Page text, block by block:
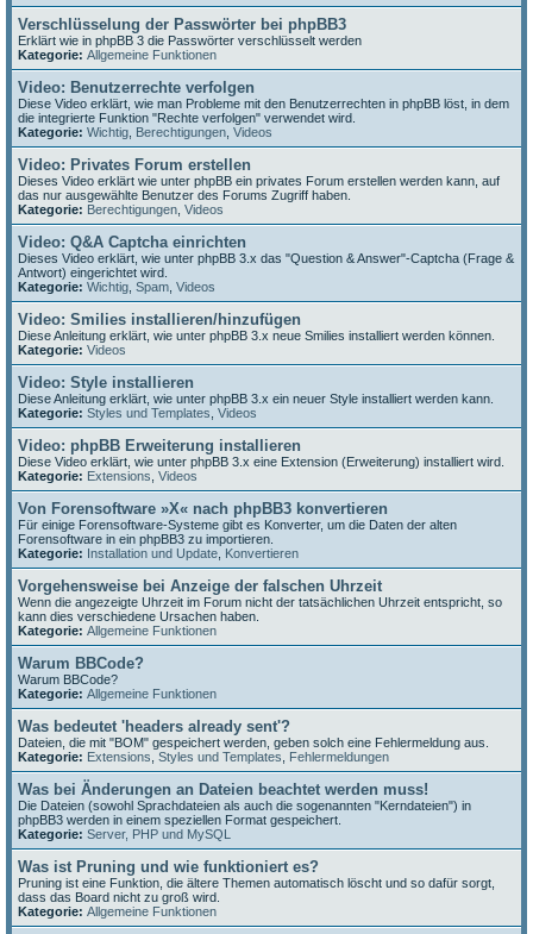
Verschlüsselung der Passwörter bei phpBB3
Erklärt wie in phpBB 3 die Passwörter verschlüsselt werden
Kategorie: Allgemeine Funktionen
Video: Benutzerrechte verfolgen
Diese Video erklärt, wie man Probleme mit den Benutzerrechten in phpBB löst, in dem
die integrierte Funktion "Rechte verfolgen" verwendet wird.
Kategorie: Wichtig Berechtigungen Videos
Video: Privates Forum erstellen
Dieses Video erklärt wie unter phpBB ein privates Forum erstellen werden kann, auf
das nur ausgewählte Benutzer des Forums Zugriff haben.
Kategorie: Berechtigungen Videos
Video: Q&A Captcha einrichten
Dieses Video erklärt, wie unter phpBB 3.x das "Question & Answer"-Captcha (Frage &
Antwort) eingerichtet wird.
Kategorie: Wichtig Spam Videos
Video: Smilies installieren/hinzufügen
Diese Anleitung erklärt, wie unter phpBB 3.x neue Smilies installiert werden können.
Kategorie: Videos
Video: Style installieren
Diese Anleitung erklärt, wie unter phpBB 3.x ein neuer Style installiert werden kann.
Kategorie: Styles und Templates Videos
Video: phpBB Erweiterung installieren
Diese Video erklärt, wie unter phpBB 3.x eine Extension (Erweiterung) installiert wird.
Kategorie: Extensions Videos
Von Forensoftware »X« nach phpBB3 konvertieren
Für einige Forensoftware-Systeme gibt es Konverter, um die Daten der alten
Forensoftware in ein phpBB3 zu importieren.
Kategorie: Installation und Update Konvertieren
Vorgehensweise bei Anzeige der falschen Uhrzeit
Wenn die angezeigte Uhrzeit im Forum nicht der tatsächlichen Uhrzeit entspricht, so
kann dies verschiedene Ursachen haben.
Kategorie: Allgemeine Funktionen
Warum BBCode?
Warum BBCode?
Kategorie: Allgemeine Funktionen
Was bedeutet 'headers already sent'?
Dateien, die mit "BOM" gespeichert werden, geben solch eine Fehlermeldung aus.
Kategorie: Extensions Styles und Templates Fehlermeldungen
Was bei Änderungen an Dateien beachtet werden muss!
Die Dateien (sowohl Sprachdateien als auch die sogenannten "Kerndateien") in
phpBB3 werden in einem speziellen Format gespeichert.
Kategorie: Server, PHP und MySQL
Was ist Pruning und wie funktioniert es?
Pruning ist eine Funktion, die ältere Themen automatisch löscht und so dafür sorgt,
dass das Board nicht zu groß wird.
Kategorie: Allgemeine Funktionen